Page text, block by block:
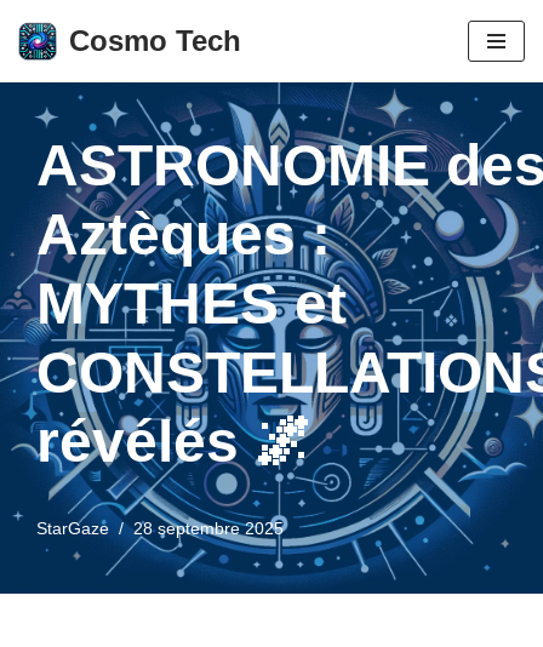
Aller
contenu
Cosmo Tech
ASTRONOMIE
Aztèques :
MYTHES et
révélés 🌌
StarGaze 28 septembre 2025